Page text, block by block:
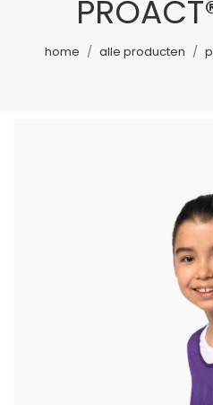
home alle producten